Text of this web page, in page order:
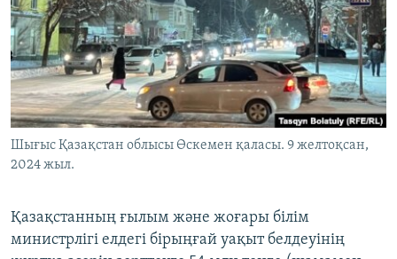
Русский
ЖАЗЫЛЫҢЫЗ
Басқа тілдерде
Шығыс Қазақстан облысы Өскемен қаласы. 9 желтоқсан,
2024 жыл.
Қазақстанның ғылым және жоғары білім
министрлігі елдегі бірыңғай уақыт белдеуінің